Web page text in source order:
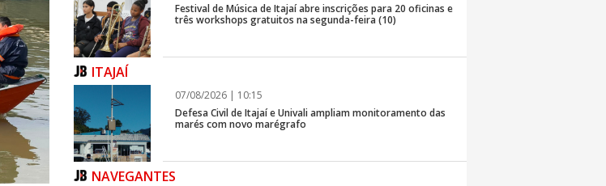
Festival de Música de Itajaí abre inscrições para 20 oficinas e
três workshops gratuitos na segunda-feira (10)
ITAJAÍ
07/08/2026 | 10:15
Defesa Civil de Itajaí e Univali ampliam monitoramento das
marés com novo marégrafo
NAVEGANTES